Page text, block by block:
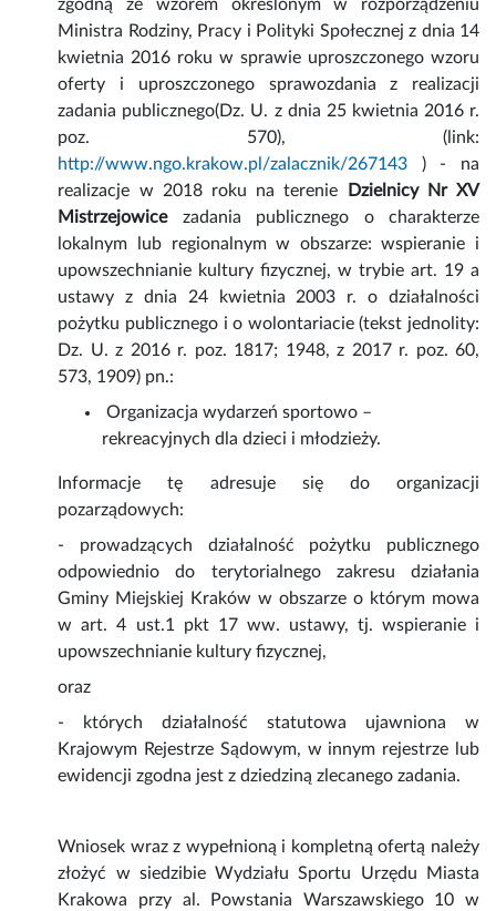
zgodną ze wzorem określonym w rozporządzeniu
Ministra Rodziny, Pracy i Polityki Społecznej z dnia 14
kwietnia 2016 roku w sprawie uproszczonego wzoru
oferty i uproszczonego sprawozdania z realizacji
zadania publicznego(Dz. U. z dnia 25 kwietnia 2016 r.
poz. 570), (link:
http://www.ngo.krakow.pl/zalacznik/267143 ) - na
realizacje w 2018 roku na terenie
Dzielnicy Nr XV
Mistrzejowicezadania publicznego o charakterze
lokalnym lub regionalnym w obszarze: wspieranie i
upowszechnianie kultury fizycznej, w trybie art. 19 a
ustawy z dnia 24 kwietnia 2003 r. o działalności
pożytku publicznego i o wolontariacie (tekst jednolity:
Dz. U. z 2016 r. poz. 1817; 1948, z 2017 r. poz. 60,
573, 1909) pn.:
Organizacja wydarzeń sportowo –
rekreacyjnych dla dzieci i młodzieży.
Informacje tę adresuje się do organizacji
pozarządowych:
- prowadzących działalność pożytku publicznego
odpowiednio do terytorialnego zakresu działania
Gminy Miejskiej Kraków w obszarze o którym mowa
w art. 4 ust.1 pkt 17 ww. ustawy, tj. wspieranie i
upowszechnianie kultury fizycznej,
oraz
- których działalność statutowa ujawniona w
Krajowym Rejestrze Sądowym, w innym rejestrze lub
ewidencji zgodna jest z dziedziną zlecanego zadania.
Wniosek wraz z wypełnioną i kompletną ofertą należy
złożyć w siedzibie Wydziału Sportu Urzędu Miasta
Krakowa przy al. Powstania Warszawskiego 10 w